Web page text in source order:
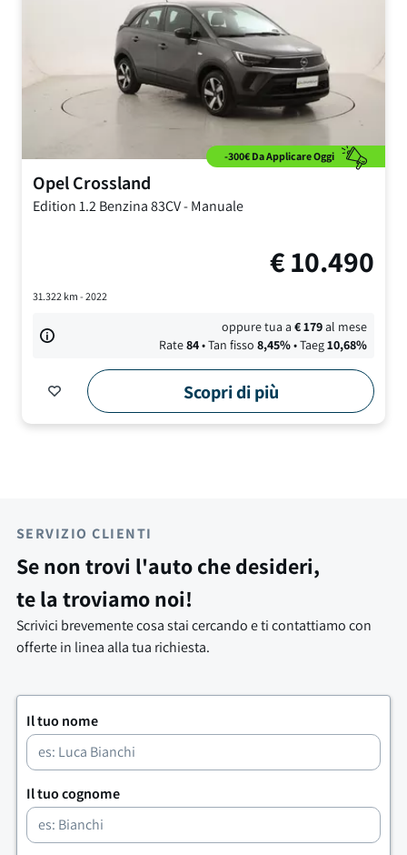
-300€ Da Applicare Oggi
OpelCrossland
Edition1.2 Benzina 83CV-Manuale
€10.490
31.322km - 2022
oppure tua a€179al mese
Rate84• Tan fisso 8,45%• Taeg10,68%
Scopri di più
SERVIZIO CLIENTI
Se non trovi l'auto che desideri,
te la troviamo noi!
Scrivici brevemente cosa stai cercando e ti contattiamo con
offerte in linea alla tua richiesta.
Il tuo nome
Il tuo cognome